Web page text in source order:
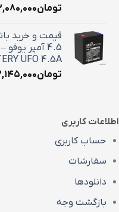
تومان
قیمت و خرید
UFO 4.5A
تومان
اطلاعات کاربری
حساب کاربری
سفارشات
دانلودها
بازگشت وجه